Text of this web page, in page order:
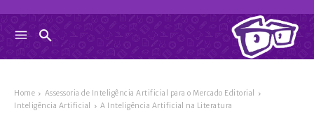
Home
Assessoria de Inteligência Artificial para o Mercado Editorial
Inteligência Artificial
A Inteligência Artificial na Literatura